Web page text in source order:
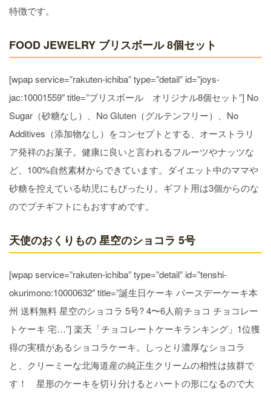
特徴です。
FOOD JEWELRY ブリスボール 8個セット
[wpap service=”rakuten-ichiba” type=”detail” id=”joys-
jac:10001559″ title=”ブリスボール オリジナル8個セット”] No
Sugar（砂糖なし）、No Gluten（グルテンフリー）、No
Additives（添加物なし）をコンセプトとする、オーストラリ
ア発祥のお菓子。健康に良いと言われるフルーツやナッツな
ど、100%自然素材からできています。ダイエット中のママや
砂糖を控えている幼児にもぴったり。ギフト用は3個からのな
のでプチギフトにもおすすめです。
天使のおくりもの 星空のショコラ 5号
[wpap service=”rakuten-ichiba” type=”detail” id=”tenshi-
okurimono:10000632″ title=”誕生日ケーキ バースデーケーキ本
州 送料無料 星空のショコラ 5号? 4〜6人前チョコ チョコレー
トケーキ 宅…”] 楽天「チョコレートケーキランキング」1位獲
得の実積があるショコラケーキ。しっとり濃厚なショコラ
と、クリーミーな北海道産の純正生クリームの相性は抜群で
す！ 星形のケーキを切り分けるとハートの形になるので大